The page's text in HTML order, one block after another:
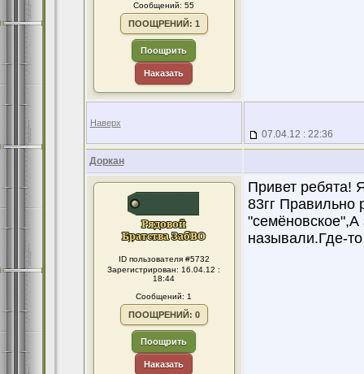
Сообщений: 55
ПООЩРЕНИЙ: 1
Поощрить
Наказать
Наверх
07.04.12 : 22:36
Доркан
ID пользователя #5732
Зарегистрирован: 16.04.12 :
18:44
Сообщений: 1
ПООЩРЕНИЙ: 0
Поощрить
Наказать
Привет ребята!
83гг
"семёновское",А
называли.Где-